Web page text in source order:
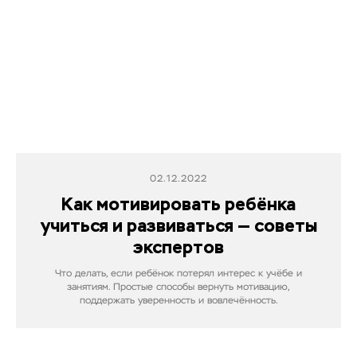
02.12.2022
Как мотивировать ребёнка
учиться и развиваться — советы
экспертов
Что делать, если ребёнок потерял интерес к учёбе и
занятиям. Простые способы вернуть мотивацию,
поддержать уверенность и вовлечённость.